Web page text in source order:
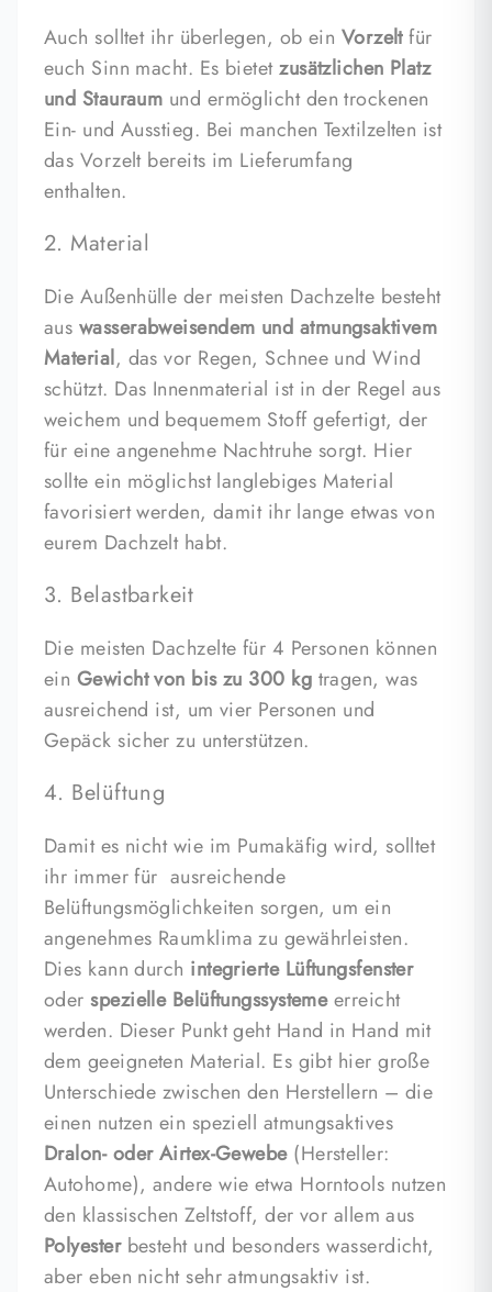
Auch solltet ihr überlegen, ob ein Vorzeltfür
euch Sinn macht. Es bietetzusätzlichen Platz
und Stauraum und ermöglicht den trockenen
Ein- und Ausstieg. Bei manchen Textilzelten ist
das Vorzelt bereits im Lieferumfang
enthalten.
2. Material
Die Außenhülle der meisten Dachzelte besteht
aus wasserabweisendem und atmungsaktivem
Material, das vor Regen, Schnee und Wind
schützt. Das Innenmaterial ist in der Regel aus
weichem und bequemem Stoff gefertigt, der
für eine angenehme Nachtruhe sorgt. Hier
sollte ein möglichst langlebiges Material
favorisiert werden, damit ihr lange etwas von
eurem Dachzelt habt.
3. Belastbarkeit
Die meisten Dachzelte für 4 Personen können
ein Gewicht von bis zu 300 kg tragen, was
ausreichend ist, um vier Personen und
Gepäck sicher zu unterstützen.
4. Belüftung
Damit es nicht wie im Pumakäfig wird, solltet
ihr immer für ausreichende
Belüftungsmöglichkeiten sorgen, um ein
angenehmes Raumklima zu gewährleisten.
Dies kann durch integrierte Lüftungsfenster
oderspezielle Belüftungssystemeerreicht
werden. Dieser Punkt geht Hand in Hand mit
dem geeigneten Material. Es gibt hier große
Unterschiede zwischen den Herstellern – die
einen nutzen ein speziell atmungsaktives
Dralon- oder Airtex-Gewebe(Hersteller:
Autohome), andere wie etwa Horntools nutzen
den klassischen Zeltstoff, der vor allem aus
Polyester besteht und besonders wasserdicht,
aber eben nicht sehr atmungsaktiv ist.